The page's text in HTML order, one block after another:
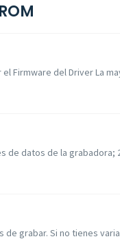
Firmware del Driver La
datos de la grabadora;
grabar. Si no tienes